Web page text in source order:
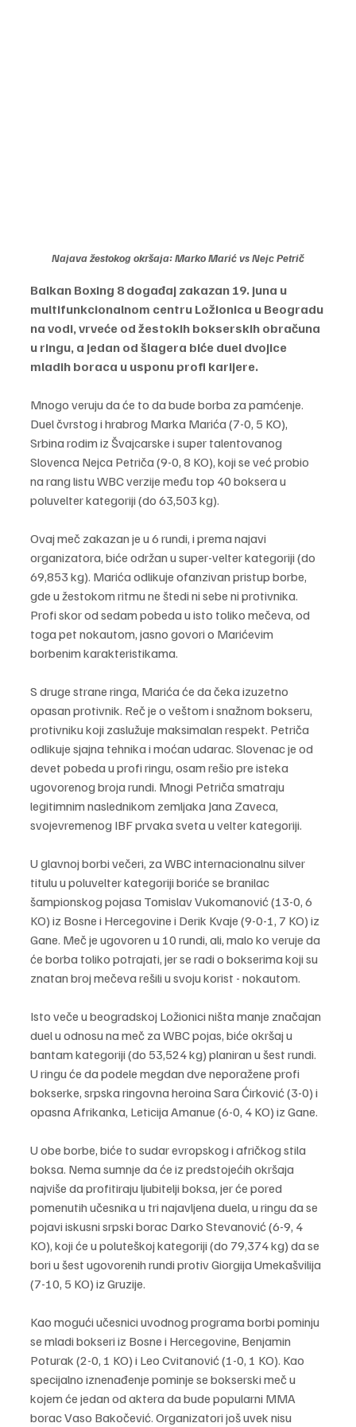
Najava žestokog okršaja: Marko Marić vs Nejc Petrič
Balkan Boxing 8 događaj zakazan 19. juna u
multifunkcionalnom centru Ložionica u Beogradu
na vodi, vrveće od žestokih bokserskih obračuna
u ringu, a jedan od šlagera biće duel dvojice
mladih boraca u usponu profi karijere.
Mnogo veruju da će to da bude borba za pamćenje.
Duel čvrstog i hrabrog Marka Marića (7-0, 5 KO),
Srbina rodim iz Švajcarske i super talentovanog
Slovenca Nejca Petriča (9-0, 8 KO), koji se već probio
na rang listu WBC verzije među top 40 boksera u
poluvelter kategoriji (do 63,503 kg).
Ovaj meč zakazan je u 6 rundi, i prema najavi
organizatora, biće održan u super-velter kategoriji (do
69,853 kg). Marića odlikuje ofanzivan pristup borbe,
gde u žestokom ritmu ne štedi ni sebe ni protivnika.
Profi skor od sedam pobeda u isto toliko mečeva, od
toga pet nokautom, jasno govori o Marićevim
borbenim karakteristikama.
S druge strane ringa, Marića će da čeka izuzetno
opasan protivnik. Reč je o veštom i snažnom bokseru,
protivniku koji zaslužuje maksimalan respekt. Petriča
odlikuje sjajna tehnika i moćan udarac. Slovenac je od
devet pobeda u profi ringu, osam rešio pre isteka
ugovorenog broja rundi. Mnogi Petriča smatraju
legitimnim naslednikom zemljaka Jana Zaveca,
svojevremenog IBF prvaka sveta u velter kategoriji.
U glavnoj borbi večeri, za WBC internacionalnu silver
titulu u poluvelter kategoriji boriće se branilac
šampionskog pojasa Tomislav Vukomanović (13-0, 6
KO) iz Bosne i Hercegovine i Derik Kvaje (9-0-1, 7 KO) iz
Gane. Meč je ugovoren u 10 rundi, ali, malo ko veruje da
će borba toliko potrajati, jer se radi o bokserima koji su
znatan broj mečeva rešili u svoju korist - nokautom.
Isto veče u beogradskoj Ložionici ništa manje značajan
duel u odnosu na meč za WBC pojas, biće okršaj u
bantam kategoriji (do 53,524 kg) planiran u šest rundi.
U ringu će da podele megdan dve neporažene profi
bokserke, srpska ringovna heroina Sara Ćirković (3-0) i
opasna Afrikanka, Leticija Amanue (6-0, 4 KO) iz Gane.
U obe borbe, biće to sudar evropskog i afričkog stila
boksa. Nema sumnje da će iz predstojećih okršaja
najviše da profitiraju ljubitelji boksa, jer će pored
pomenutih učesnika u tri najavljena duela, u ringu da se
pojavi iskusni srpski borac Darko Stevanović (6-9, 4
KO), koji će u poluteškoj kategoriji (do 79,374 kg) da se
bori u šest ugovorenih rundi protiv Giorgija Umekašvilija
(7-10, 5 KO) iz Gruzije.
Kao mogući učesnici uvodnog programa borbi pominju
se mladi bokseri iz Bosne i Hercegovine, Benjamin
Poturak (2-0, 1 KO) i Leo Cvitanović (1-0, 1 KO). Kao
specijalno iznenađenje pominje se bokserski meč u
kojem će jedan od aktera da bude popularni MMA
borac Vaso Bakočević. Organizatori još uvek nisu